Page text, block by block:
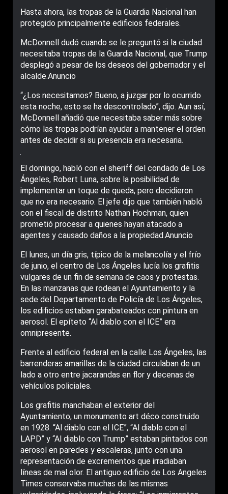
Hasta ahora, las tropas de la Guardia Nacional han
protegido principalmente edificios federales.
McDonnell dudó cuando se le preguntó si la ciudad
necesitaba tropas de la Guardia Nacional, que Trump
desplegó a pesar de los deseos del gobernador y el
alcalde.Anuncio
“¿Los necesitamos? Bueno, a juzgar por lo ocurrido
esta noche, esto se ha descontrolado”, dijo. Aun así,
McDonnell añadió que necesitaba saber más sobre
cómo las tropas podrían ayudar a mantener el orden
antes de decidir si su presencia era necesaria.
El domingo, habló con el sheriff del condado de Los
Ángeles, Robert Luna, sobre la posibilidad de
implementar un toque de queda, pero decidieron
que no era necesario. El jefe dijo que también habló
con el fiscal de distrito Nathan Hochman, quien
prometió procesar a quienes hayan atacado a
agentes y causado daños a la propiedad.Anuncio
El lunes, un día gris, típico de la melancolía y el frío
de junio, el centro de Los Ángeles lucía los grafitis
vulgares de un fin de semana de caos y protestas.
En las manzanas que rodean el Ayuntamiento y la
sede del Departamento de Policía de Los Ángeles,
los edificios estaban garabateados con pintura en
aerosol. El epíteto “Al diablo con el ICE” era
omnipresente.
Frente al edificio federal en la calle Los Ángeles, las
barrenderas amarillas de la ciudad circulaban de un
lado a otro entre jacarandas en flor y decenas de
vehículos policiales.
Los grafitis manchaban el exterior del
Ayuntamiento, un monumento art déco construido
en 1928. “Al diablo con el ICE”, “Al diablo con el
LAPD” y “Al diablo con Trump” estaban pintados con
aerosol en paredes y escaleras, junto con una
representación de excrementos que irradiaban
líneas de mal olor. El antiguo edificio de Los Angeles
Times conservaba muchas de las mismas